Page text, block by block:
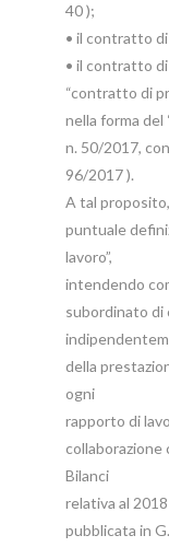
40 );
• il contratto
• il contratto di
“contratto di
nella forma del
n. 50/2017,
96/2017 ).
A tal
puntuale
lavoro”,
intendendo
subordinato di
della
ogni
rapporto di
collaborazione
Bilanci
relativa al
pubblicata in